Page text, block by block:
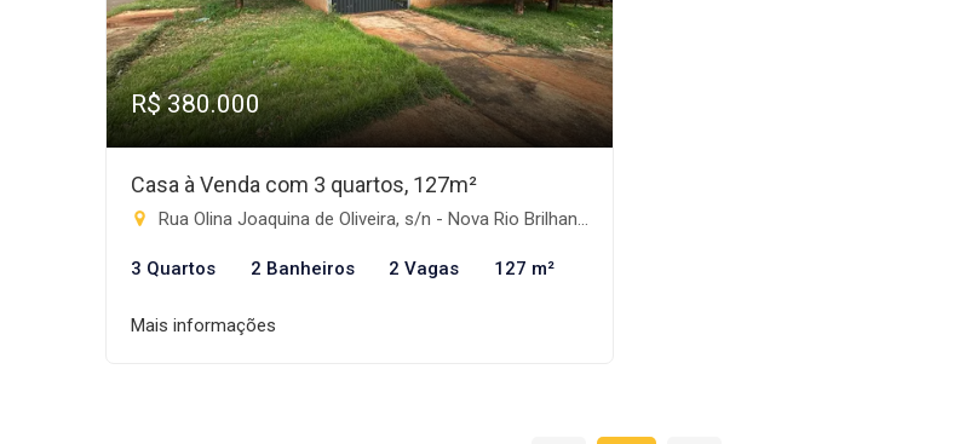
R$ 380.000
Casa à Venda com 3 quartos, 127m²
Rua Olina Joaquina de Oliveira, s/n - Nova Rio Brilhante, Rio Brilhante-MS
3 Quartos 2 Banheiros 2 Vagas 127 m²
Mais informações